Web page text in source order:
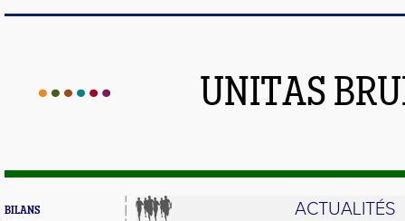
UNITAS
BILANS ACTUALITÉS